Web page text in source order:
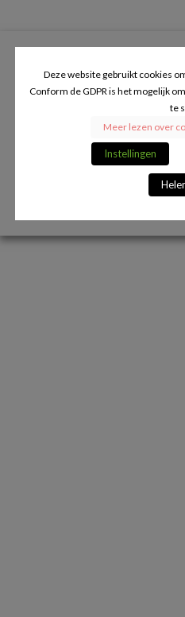
Deze website gebruikt cookies
Conform de GDPR is het mogelijk
te
Meer lezen over
Instellingen